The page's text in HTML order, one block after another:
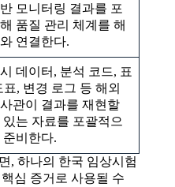
모니터링 결과를 포
품질 관리 체계를 해
연결한다.
데이터, 분석 코드, 표
표, 변경 로그 등 해외
관이 결과를 재현할
있는 자료를 포괄적으
준비한다.
, 하나의 한국 임상시험
심 증거로 사용될 수